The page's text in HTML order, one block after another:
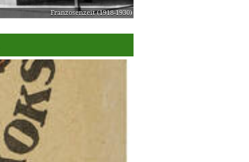
Franzosenzeit (1918-1930)